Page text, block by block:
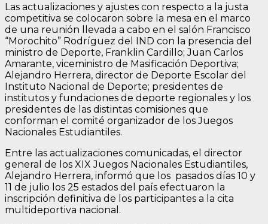
Las actualizaciones y ajustes con respecto a la justa
competitiva se colocaron sobre la mesa en el marco
de una reunión llevada a cabo en el salón Francisco
“Morochito” Rodríguez del IND con la presencia del
ministro de Deporte, Franklin Cardillo; Juan Carlos
Amarante, viceministro de Masificación Deportiva;
Alejandro Herrera, director de Deporte Escolar del
Instituto Nacional de Deporte; presidentes de
institutos y fundaciones de deporte regionales y los
presidentes de las distintas comisiones que
conforman el comité organizador de los Juegos
Nacionales Estudiantiles.
Entre las actualizaciones comunicadas, el director
general de los XIX Juegos Nacionales Estudiantiles,
Alejandro Herrera, informó que los pasados días 10 y
11 de julio los 25 estados del país efectuaron la
inscripción definitiva de los participantes a la cita
multideportiva nacional.